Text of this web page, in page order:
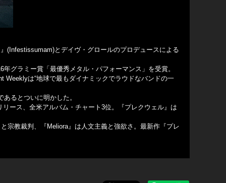
(Infestissumam)とデイヴ・グロールのプロデュースによる
グラミー賞「最優秀メタル・パフォーマンス」を受賞。
は“地球で最もダイナミックでラウドなバンドの一
るとついに明かした。
ース、全米アルバム・チャート3位。『プレクウェル』は
宗教裁判、『Meliora』は人文主義と強欲さ。最新作『プレ